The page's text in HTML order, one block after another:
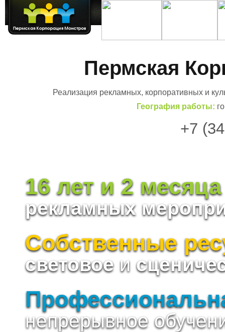
Пермская
Реализация рекламных, корпоративных и
География работы:
+7
16 лет и 2
рекламных
Собственные
световоеи
непрерывное